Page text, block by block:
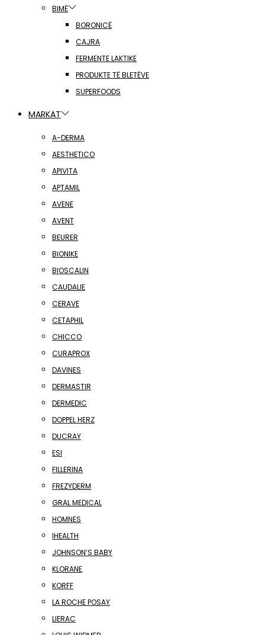
BIMË
BORONICË
CAJRA
FERMENTE LAKTIKE
PRODUKTE TË BLETËVE
SUPERFOODS
MARKAT
A-DERMA
AESTHETICO
APIVITA
APTAMIL
AVENE
AVENT
BEURER
BIONIKE
BIOSCALIN
CAUDALIE
CERAVE
CETAPHIL
CHICCO
CURAPROX
DAVINES
DERMASTIR
DERMEDIC
DOPPEL HERZ
DUCRAY
ESI
FILLERINA
FREZYDERM
GRAL MEDICAL
HOMNES
IHEALTH
JOHNSON’S BABY
KLORANE
KORFF
LA ROCHE POSAY
LIERAC